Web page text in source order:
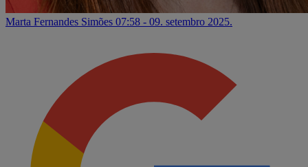
Marta Fernandes Simões 07:58 - 09. setembro 2025.